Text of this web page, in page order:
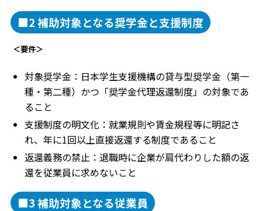
■2 補助対象となる奨学金と支援制度
＜要件＞
対象奨学金：日本学生支援機構の貸与型奨学金（第一
種・第二種）かつ「奨学金代理返還制度」の対象であ
ること
支援制度の明文化：就業規則や賃金規程等に明記さ
れ、年に1回以上直接返還する制度であること
返還義務の禁止：退職時に企業が肩代わりした額の返
還を従業員に求めないこと
■3 補助対象となる従業員